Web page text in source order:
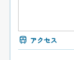
アクセス